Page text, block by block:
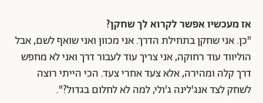
אז מעכשיו אפשר לקרוא לך שחקן?
"כן. אני שחקן בתחילת הדרך. אני מכוון ואני שואף לשם, אבל
הוליווד עוד רחוקה, אני צריך עוד לעבור דרך ואני לא מחפש
דרך קלה ומהירה, אלא צעד אחרי צעד. הכי הייתי רוצה
לשחק לצד אנג'לינה ג'ולי, למה לא לחלום בגדול?".